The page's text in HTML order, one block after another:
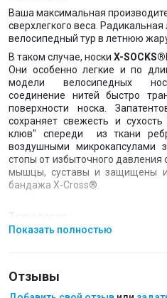
Ваша максимальная
сверхлегкого веса. Радикальная
велосипедный тур в летнюю
В таком случае, носкиX-SOCKS®
Они особенно легкие и по
модели велосипедных
соединение нитей быстро
поверхности носка.
сохраняет свежесть и
клюв" спереди из ткани
воздушными
стопы от избыточного
мышцы, суставы и защищены
бандажа X-Cross®.
Self-adjusting cuff-
сбивание внутрь обуви.
Air-Conditioning Channel®
Показать полностью
Отзывы